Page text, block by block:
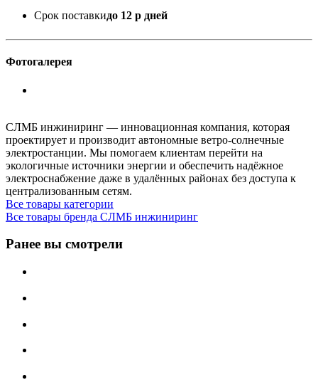
Срок поставкидо 12 р дней
Фотогалерея
СЛМБ инжиниринг — инновационная компания, которая
проектирует и производит автономные ветро‑солнечные
электростанции. Мы помогаем клиентам перейти на
экологичные источники энергии и обеспечить надёжное
электроснабжение даже в удалённых районах без доступа к
централизованным сетям.
Все товары категории
Все товары бренда СЛМБ инжиниринг
Ранее вы смотрели